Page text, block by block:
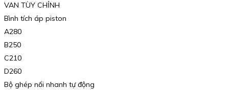
VAN TÙY CHỈNH
Bình tích áp piston
A280
B250
C210
D260
Bộ ghép nối nhanh tự động